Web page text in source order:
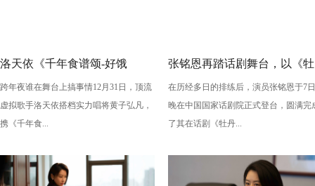
洛天依《千年食谱颂-好饿
版》：跨年夜最萌“食”光！
跨年夜谁在舞台上搞事情12月31日，顶流
虚拟歌手洛天依搭档实力唱将黄子弘凡，
携《千年食...
张铭恩再踏话剧舞台，以《牡
丹亭上三生路》续写古典深
情，全新演绎“柳梦梅”至情至
在历经多日的排练后，演员张铭恩于7日
晚在中国国家话剧院正式登台，圆满完
了其在话剧《牡丹...